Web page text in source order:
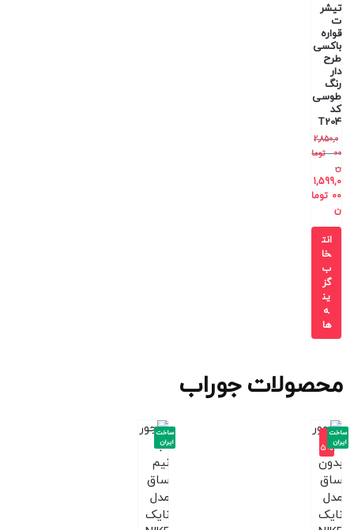
تیشر
ت
قواره
باکسی
طرح
دار
رنگ
طوسی
کد
T204
2,850,0
00
توما
ن
1,599,0
00 توما
ن
انت
خا
ب
گز
ین
ه
ها
محصولات جوراب
-1
5%
ساخت
ایران
ساخت
ایران